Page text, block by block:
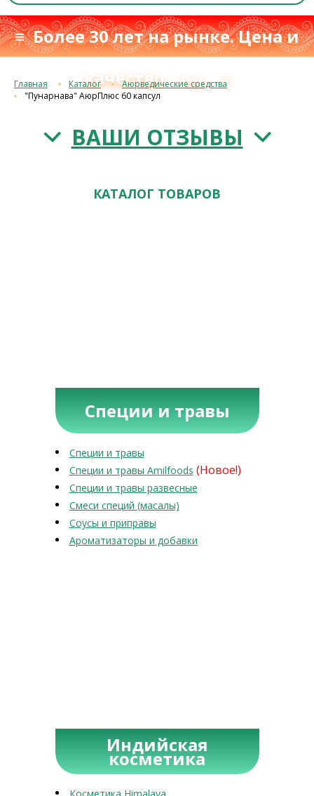
≡ Более 30 лет на рынке. Цена и
качествос 1993 г.≡
Главная Каталог
Аюрведические средства
"Пунарнава" АюрПлюс 60 капсул
ВАШИ ОТЗЫВЫ
КАТАЛОГ ТОВАРОВ
Специи и травы
Специи и травы
Специи и травы Amilfoods (Новое!)
Специи и травы развесные
Смеси специй (масалы)
Соусы и приправы
Ароматизаторы и добавки
Индийская
косметика